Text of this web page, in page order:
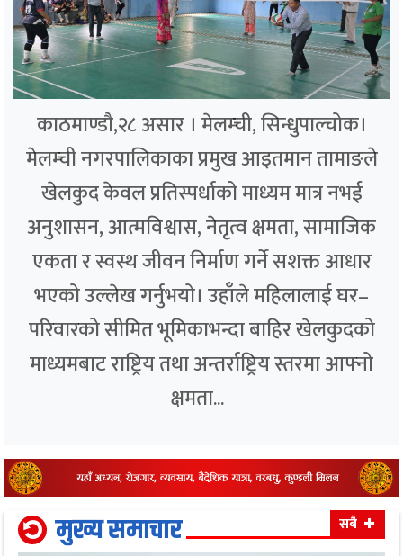
काठमाण्डौ,२८ असार । मेलम्ची, सिन्धुपाल्चोक।
मेलम्ची नगरपालिकाका प्रमुख आइतमान तामाङले
खेलकुद केवल प्रतिस्पर्धाको माध्यम मात्र नभई
अनुशासन, आत्मविश्वास, नेतृत्व क्षमता, सामाजिक
एकता र स्वस्थ जीवन निर्माण गर्ने सशक्त आधार
भएको उल्लेख गर्नुभयो। उहाँले महिलालाई घर–
परिवारको सीमित भूमिकाभन्दा बाहिर खेलकुदको
माध्यमबाट राष्ट्रिय तथा अन्तर्राष्ट्रिय स्तरमा आफ्नो
क्षमता...
मुख्य समाचार सबै